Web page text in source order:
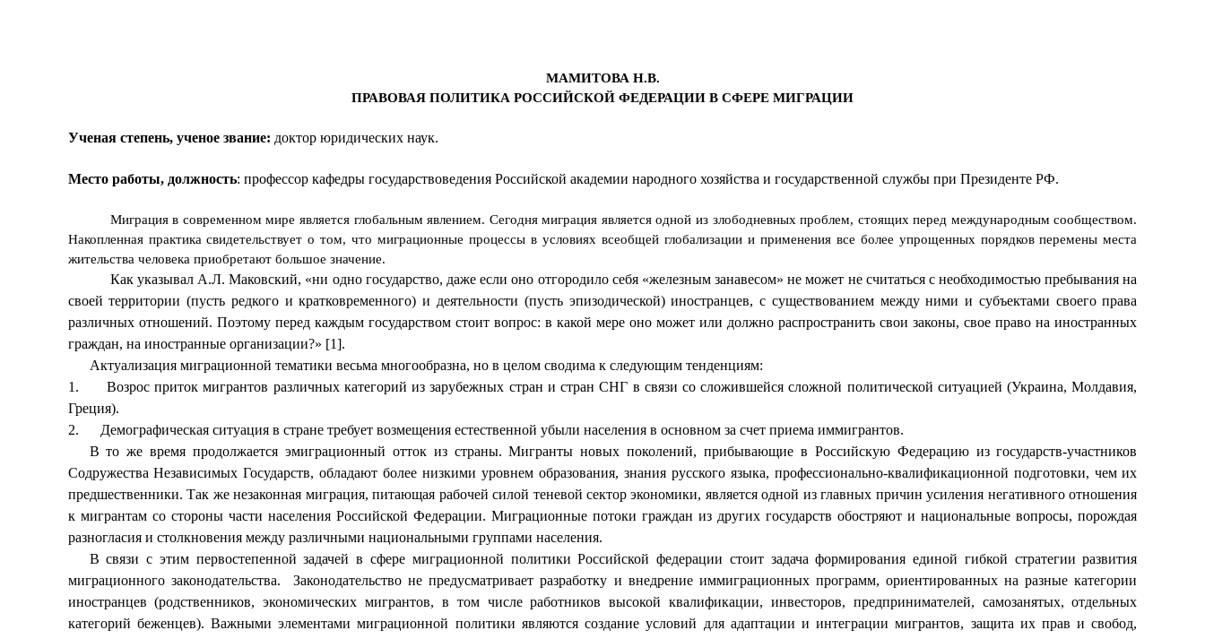
МАМИТОВА Н.В.
ПРАВОВАЯ ПОЛИТИКА РОССИЙСКОЙ ФЕДЕРАЦИИ В СФЕРЕ МИГРАЦИИ
Ученая степень, ученое звание: доктор юридических наук.
Место работы, должность: профессор кафедры государствоведения Российской академии народного хозяйства и государственной службы при Президенте РФ.
Миграция в современном мире является глобальным явлением. Сегодня миграция является одной из злободневных проблем, стоящих перед международным сообществом.
Накопленная практика свидетельствует о том, что миграционные процессы в условиях всеобщей глобализации и применения все более упрощенных порядков перемены места
жительства человека приобретают большое значение.
Как указывал А.Л. Маковский, «ни одно государство, даже если оно отгородило себя «железным занавесом» не может не считаться с необходимостью пребывания на
своей территории (пусть редкого и кратковременного) и деятельности (пусть эпизодической) иностранцев, с существованием между ними и субъектами своего права
различных отношений. Поэтому перед каждым государством стоит вопрос: в какой мере оно может или должно распространить свои законы, свое право на иностранных
граждан, на иностранные организации?» [1].
Актуализация миграционной тематики весьма многообразна, но в целом сводима к следующим тенденциям:
1.
Возрос приток мигрантов различных категорий из зарубежных стран и стран СНГ в связи со сложившейся сложной политической ситуацией (Украина, Молдавия,
Греция).
2.
Демографическая ситуация в стране требует возмещения естественной убыли населения в основном за счет приема иммигрантов.
В то же время продолжается эмиграционный отток из страны. Мигранты новых поколений, прибывающие в Российскую Федерацию из государств-участников
Содружества Независимых Государств, обладают более низкими уровнем образования, знания русского языка, профессионально-квалификационной подготовки, чем их
предшественники. Так же незаконная миграция, питающая рабочей силой теневой сектор экономики, является одной из главных причин усиления негативного отношения
к мигрантам со стороны части населения Российской Федерации. Миграционные потоки граждан из других государств обостряют и национальные вопросы, порождая
разногласия и столкновения между различными национальными группами населения.
В связи с этим первостепенной задачей в сфере миграционной политики Российской федерации стоит задача формирования единой гибкой стратегии развития
миграционного законодательства.
Законодательство не предусматривает разработку и внедрение иммиграционных программ, ориентированных на разные категории
иностранцев (родственников, экономических мигрантов, в том числе работников высокой квалификации, инвесторов, предпринимателей, самозанятых, отдельных
категорий беженцев). Важными элементами миграционной политики являются создание условий для адаптации и интеграции мигрантов, защита их прав и свобод,